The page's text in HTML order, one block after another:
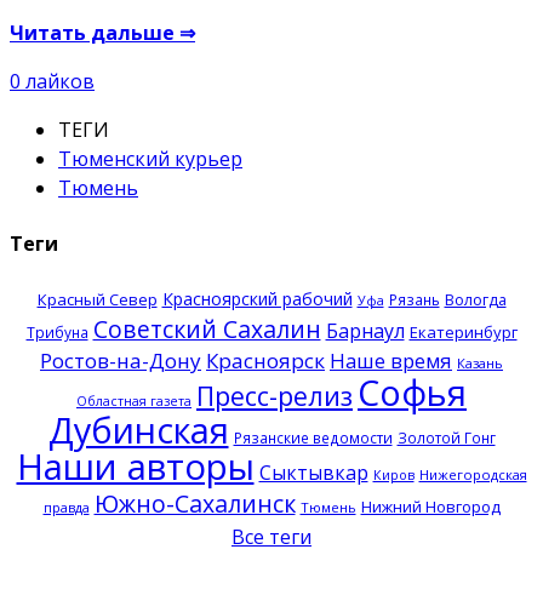
Читать дальше ⇒
0 лайков
ТЕГИ
Тюменский курьер
Тюмень
Теги
Красный Север Красноярский рабочий Уфа Рязань Вологда
Трибуна Советский Сахалин Барнаул Екатеринбург
Ростов-на-Дону Красноярск Наше время Казань
Областная газета Пресс-релиз Софья
Дубинская Рязанские ведомости Золотой Гонг
Наши авторы Сыктывкар Киров Нижегородская
правда Южно-Сахалинск Тюмень Нижний Новгород
Все теги